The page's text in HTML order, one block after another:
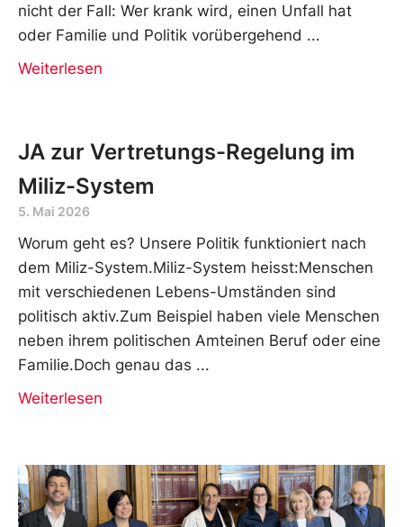
nicht der Fall: Wer krank wird, einen Unfall hat
oder Familie und Politik vorübergehend
Weiterlesen
JA zur Vertretungs-Regelung im
Miliz-System
5. Mai 2026
Worum geht es? Unsere Politik funktioniert nach
dem Miliz-System.Miliz-System heisst:Menschen
mit verschiedenen Lebens-Umständen sind
politisch aktiv.Zum Beispiel haben viele Menschen
neben ihrem politischen Amteinen Beruf oder eine
Familie.Doch genau das
Weiterlesen